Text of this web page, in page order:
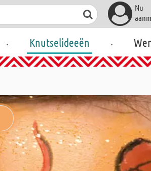
Nu
. Knutselideeën .